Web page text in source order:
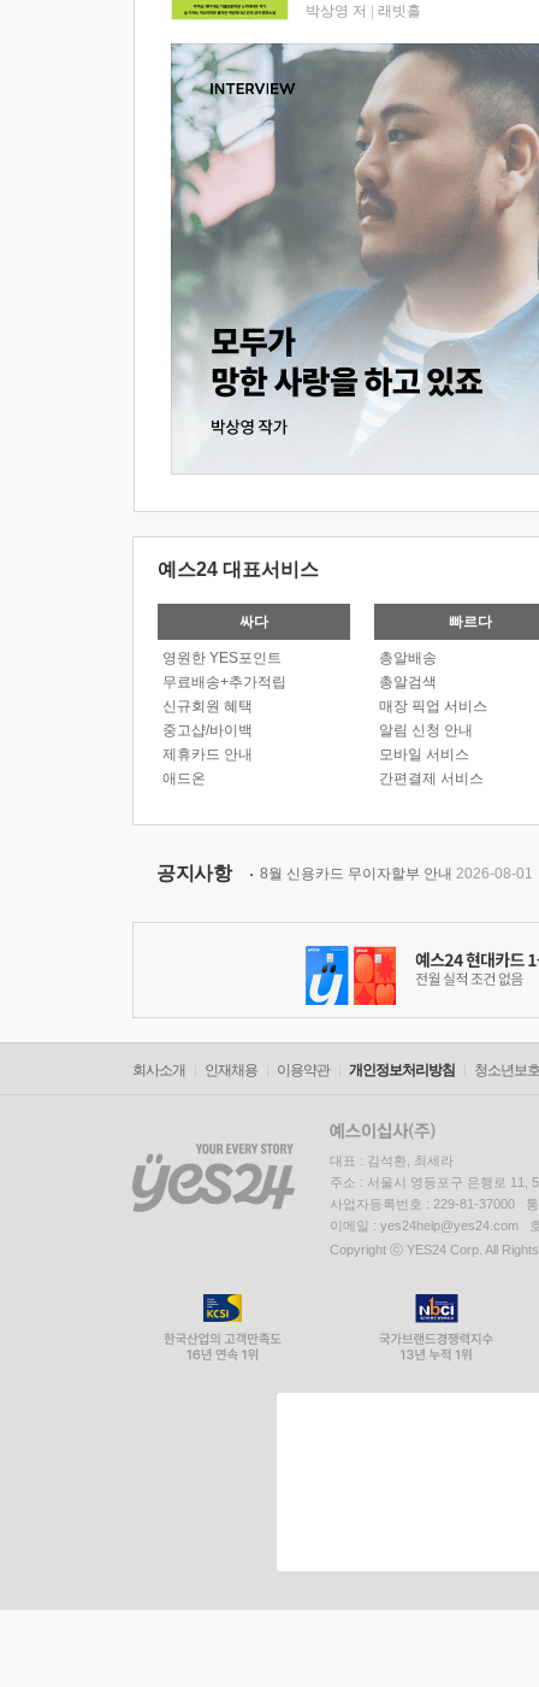
박상영 저 래빗홀
예스24 대표서비스
싸다
영원한 YES포인트
무료배송+추가적립
신규회원 혜택
중고샵/바이백
제휴카드 안내
애드온
빠르다
총알배송
총알검색
매장 픽업 서비스
알림 신청 안내
모바일 서비스
간편결제 서비스
공지사항 8월 신용카드 무이자할부 안내 2026-08-01
회사소개 인재채용 이용약관 개인정보처리방침 청소년보
대표 : 김석환, 최세라
주소 : 서울시 영등포구 은행로 11,
사업자등록번호 : 229-81-37000
이메일 : yes24help@yes24.com
Copyright ⓒ YES24 Corp. All